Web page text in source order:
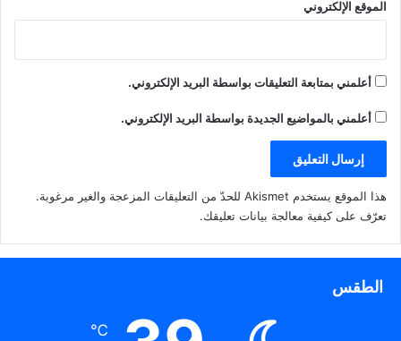
الموقع الإلكتروني
أعلمني بمتابعة التعليقات بواسطة البريد الإلكتروني.
أعلمني بالمواضيع الجديدة بواسطة البريد الإلكتروني.
هذا الموقع يستخدم Akismet للحدّ من التعليقات المزعجة والغير مرغوبة.
تعرّف على كيفية معالجة بيانات تعليقك.
الطقس
℃